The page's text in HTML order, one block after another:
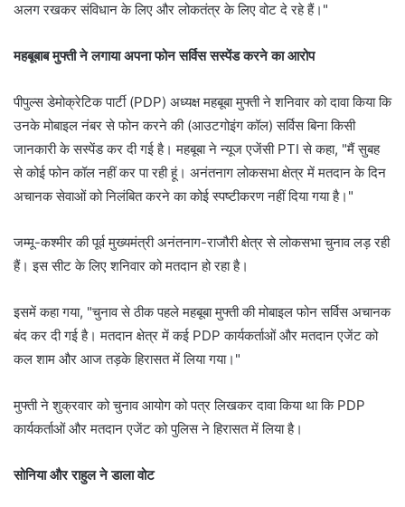
अलग रखकर संविधान के लिए और लोकतंत्र के लिए वोट दे रहे हैं।"
महबूबाब मुफ्ती ने लगाया अपना फोन सर्विस सस्पेंड करने का आरोप
पीपुल्स डेमोक्रेटिक पार्टी (PDP) अध्यक्ष महबूबा मुफ्ती ने शनिवार को दावा किया कि
उनके मोबाइल नंबर से फोन करने की (आउटगोइंग कॉल) सर्विस बिना किसी
जानकारी के सस्पेंड कर दी गई है। महबूबा ने न्यूज एजेंसी PTI से कहा, "मैं सुबह
से कोई फोन कॉल नहीं कर पा रही हूं। अनंतनाग लोकसभा क्षेत्र में मतदान के दिन
अचानक सेवाओं को निलंबित करने का कोई स्पष्टीकरण नहीं दिया गया है।"
जम्मू-कश्मीर की पूर्व मुख्यमंत्री अनंतनाग-राजौरी क्षेत्र से लोकसभा चुनाव लड़ रही
हैं। इस सीट के लिए शनिवार को मतदान हो रहा है।
इसमें कहा गया, "चुनाव से ठीक पहले महबूबा मुफ्ती की मोबाइल फोन सर्विस अचानक
बंद कर दी गई है। मतदान क्षेत्र में कई PDP कार्यकर्ताओं और मतदान एजेंट को
कल शाम और आज तड़के हिरासत में लिया गया।"
मुफ्ती ने शुक्रवार को चुनाव आयोग को पत्र लिखकर दावा किया था कि PDP
कार्यकर्ताओं और मतदान एजेंट को पुलिस ने हिरासत में लिया है।
सोनिया और राहुल ने डाला वोट